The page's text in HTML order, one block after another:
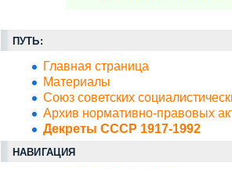
ПУТЬ:
Главная страница
Материалы
Союз советских
Архив нормативно-правовых
Декреты СССР 1917-1992
НАВИГАЦИЯ